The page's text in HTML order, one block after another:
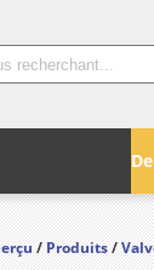
/Produits/